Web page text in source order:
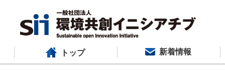
トップ 新着情報